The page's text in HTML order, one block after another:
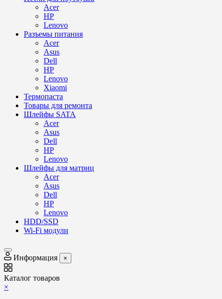
Acer
HP
Lenovo
Разъемы питания
Acer
Asus
Dell
HP
Lenovo
Xiaomi
Термопаста
Товары для ремонта
Шлейфы SATA
Acer
Asus
Dell
HP
Lenovo
Шлейфы для матриц
Acer
Asus
Dell
HP
Lenovo
HDD/SSD
Wi-Fi модули
Информация ×
Каталог товаров
×